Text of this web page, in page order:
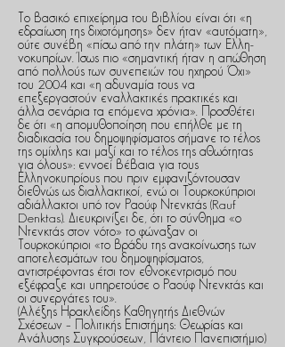
Το βασικό επιχείρημα του βιβλίου είναι ότι «η
εδραίωση της διχοτόμη­σης» δεν ήταν «αυτόματη»,
ούτε συνέβη «πίσω από την πλάτη» των Ελλη­
νοκυπρίων. Ίσως πιο «σημαντική ήταν η απώθηση
από πολλούς των συνε­πειών του ηχηρού Όχι»
του 2004 και «η αδυναμία τους να
επεξεργαστούν εναλλακτικές πρακτικές και
άλλα σενάρια τα επόμενα χρόνια». Προσθέτει
δε ότι «η απομυθοποίηση που επήλθε με τη
διαδικασία του δημοψηφίσμα­τος σήμανε το τέλος
της ομίχλης και μαζί και το τέλος της αθωότητας
για όλους»: εννοεί βέβαια για τους
Ελληνοκυπρίους που πριν εμφανιζόντουσαν
διεθνώς ως διαλλακτικοί, ενώ οι Τουρκοκύπριοι
αδιάλλακτοι υπό τον Ραούφ Ντενκτάς (Rauf
Denktas). Διευκρινίζει δε, ότι το σύνθημα «ο
Ντενκτάς στον νότο» το φώναξαν οι
Τουρκοκύπριοι «το βράδυ της ανακοίνωσης των
αποτε­λεσμάτων του δημοψηφίσματος,
αντιστρέφοντας έτσι τον εθνοκεντρισμό που
εξέφραζε και υπηρετούσε ο Ραούφ Ντενκτάς και
οι συνεργάτες του».
(Αλέξης Ηρακλείδης Καθηγητής Διεθνών
Σχέσεων – Πολιτικής Επιστήμης: Θεωρίας και
Ανάλυσης Συγκρούσεων, Πάντειο Πανεπιστήμιο)